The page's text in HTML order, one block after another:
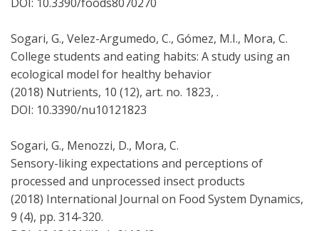
Sogari, G., Velez-Argumedo, C., Gómez, M.I., Mora, C.
College students and eating habits: A study using an
ecological model for healthy behavior
(2018) Nutrients, 10 (12), art. no. 1823, .
DOI: 10.3390/nu10121823
Sogari, G., Menozzi, D., Mora, C.
Sensory-liking expectations and perceptions of
processed and unprocessed insect products
(2018) International Journal on Food System Dynamics,
9 (4), pp. 314-320.